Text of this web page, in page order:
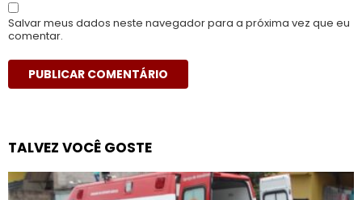
Salvar meus dados neste navegador para a próxima vez que eu
comentar.
TALVEZ VOCÊ GOSTE